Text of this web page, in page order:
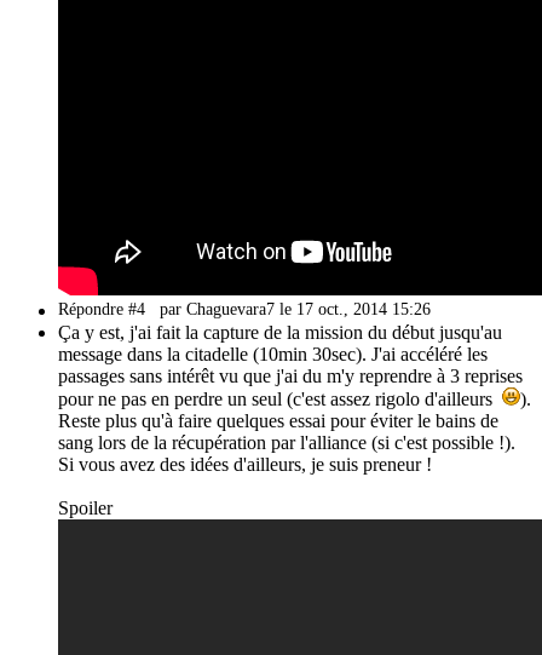
Répondre #4 par Chaguevara7 le 17 oct., 2014 15:26
Ça y est, j'ai fait la capture de la mission du début jusqu'au
message dans la citadelle (10min 30sec). J'ai accéléré les
passages sans intérêt vu que j'ai du m'y reprendre à 3 reprises
pour ne pas en perdre un seul (c'est assez rigolo d'ailleurs
).
Reste plus qu'à faire quelques essai pour éviter le bains de
sang lors de la récupération par l'alliance (si c'est possible !).
Si vous avez des idées d'ailleurs, je suis preneur !
Spoiler